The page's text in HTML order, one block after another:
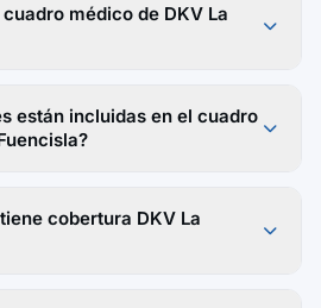
médico de DKV La
están incluidas en el cuadro
cobertura DKV La